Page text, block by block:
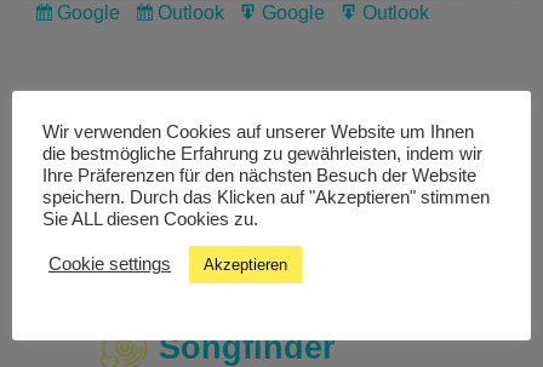
Subscribe
Google
Subscribe
Outlook
Export
Google
Export
Outlook
Livestream
Studiochat
Songfinder
Wir verwenden Cookies auf unserer Website um Ihnen
die bestmögliche Erfahrung zu gewährleisten, indem wir
Ihre Präferenzen für den nächsten Besuch der Website
speichern. Durch das Klicken auf "Akzeptieren" stimmen
Sie ALL diesen Cookies zu.
Cookie settings Akzeptieren